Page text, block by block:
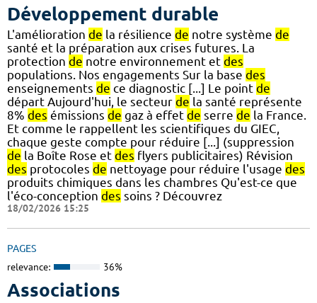
Développement durable
L'amélioration de la résilience de notre système de
santé et la préparation aux crises futures. La
protection de notre environnement et des
populations. Nos engagements Sur la base des
enseignements de ce diagnostic [...] Le point de
départ Aujourd'hui, le secteur de la santé représente
8% des émissions de gaz à effet de serre de la France.
Et comme le rappellent les scientifiques du GIEC,
chaque geste compte pour réduire [...] (suppression
de la Boîte Rose et des flyers publicitaires) Révision
des protocoles de nettoyage pour réduire l'usage des
produits chimiques dans les chambres Qu'est-ce que
l'éco-conception des soins ? Découvrez
18/02/2026 15:25
PAGES
relevance: 36%
Associations